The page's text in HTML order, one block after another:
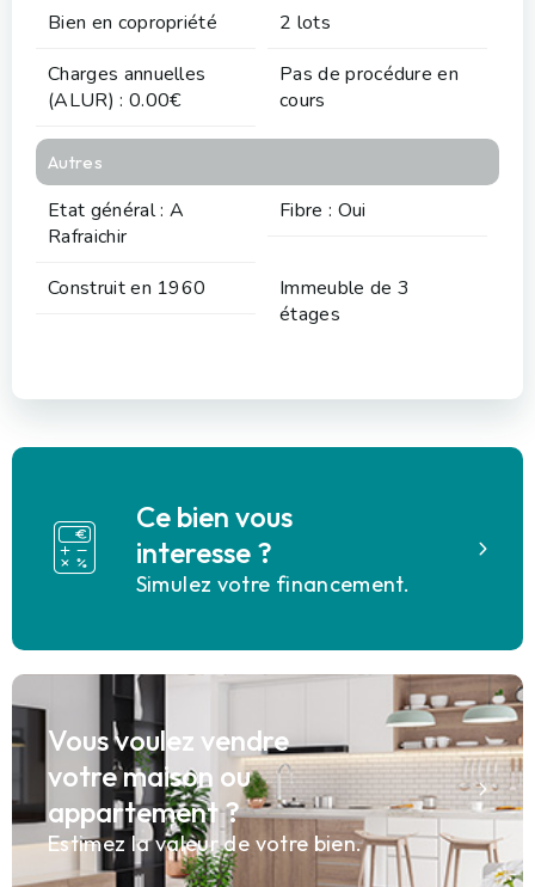
Bien en copropriété
2 lots
Charges annuelles
(ALUR) : 0.00€
Pas de procédure en
cours
Autres
Etat général : A
Rafraichir
Fibre : Oui
Construit en 1960
Immeuble de 3
étages
Ce bien vous
interesse ?
Simulez votre financement.
Vous voulez vendre
votre maison ou
appartement ?
Estimez la valeur de votre bien.